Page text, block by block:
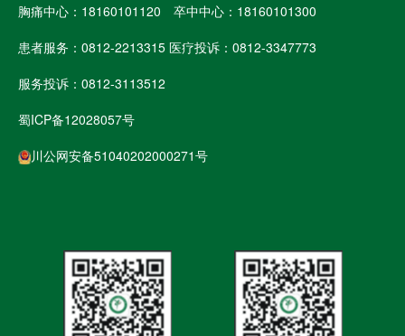
胸痛中心：18160101120 卒中中心：18160101300
患者服务：0812-2213315 医疗投诉：0812-3347773
服务投诉：0812-3113512
蜀ICP备12028057号
川公网安备51040202000271号